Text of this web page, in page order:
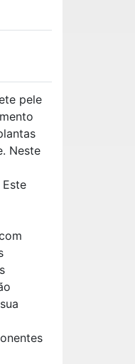
pele
Neste